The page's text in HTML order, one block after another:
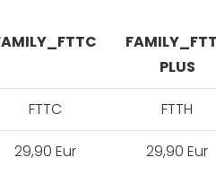
PLUS
FTTC FTTH
29,90 Eur 29,90 Eur